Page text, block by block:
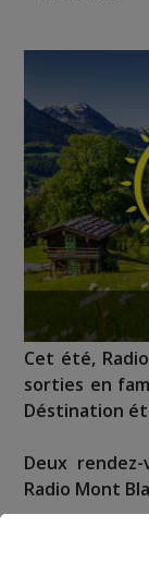
Cet été,
sorties en
Déstination
Deux
Radio Mont